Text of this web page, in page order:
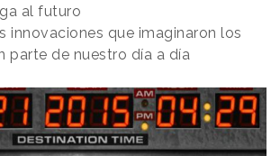
al futuro
innovaciones que imaginaron los
parte de nuestro día a día